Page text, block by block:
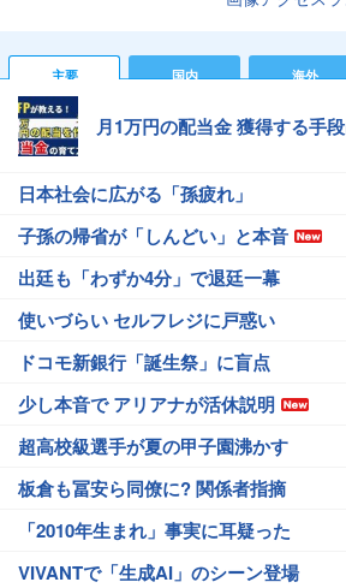
主要 国内 海外
月1万円の配当金 獲得する手
日本社会に広がる「孫疲れ」
子孫の帰省が「しんどい」と本音
出廷も「わずか4分」で退廷一幕
使いづらい セルフレジに戸惑い
ドコモ新銀行「誕生祭」に盲点
少し本音で アリアナが活休説明
超高校級選手が夏の甲子園沸かす
板倉も冨安ら同僚に? 関係者指摘
「2010年生まれ」事実に耳疑った
VIVANTで「生成AI」のシーン登場